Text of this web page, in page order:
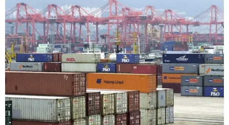
Ra mắt Mạng lưới Tri thức Việt Nam
đầu tiên tại New Zealand
24/07/2026 00:15
Trại hè Việt Nam 2026: Trải nghiệm
thú vị, gắn kết cội nguồn
23/07/2026 12:53